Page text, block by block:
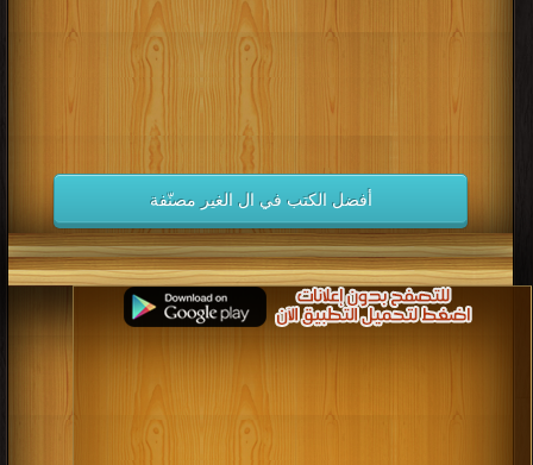
كتب 1990
كتب 1989 كتب 1988
كتب 1987
كتب 1984
كتب 1983
كتب 1980
كتب 1979
كتب 1978
كتب 1977 كتب 1976
كتب 1975
كتب 1974
كتب 1973 كتب 1972
كتب 1971
كتب 1970
كتب 1969 كتب 1968
كتب 1967
كتب 1966
كتب 1965 كتب 1964
كتب 1963
كتب 1962
كتب 1961 كتب 1960
كتب 1959
كتب 1957
كتب 1952
كتب 1951
أفضل الكتب في ال الغير مصنّفة